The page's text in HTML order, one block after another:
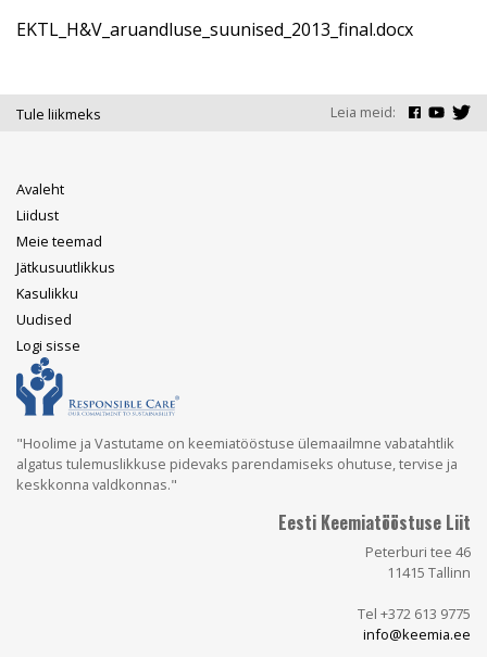
File
EKTL_H&V_aruandluse_suunised_2013_final.docx
Tule liikmeks Leia meid:
Main
navigation
Avaleht
Liidust
Meie teemad
Jätkusuutlikkus
Kasulikku
Uudised
User
account
menu
Logi sisse
"Hoolime ja Vastutame on keemiatööstuse ülemaailmne vabatahtlik
algatus tulemuslikkuse pidevaks parendamiseks ohutuse, tervise ja
keskkonna valdkonnas."
Eesti Keemiatööstuse Liit
Peterburi tee 46
11415 Tallinn
Tel +372 613 9775
info@keemia.ee